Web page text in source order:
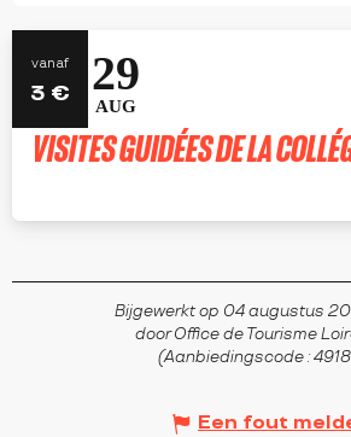
vanaf
3 €
1
AUG
29
AUG
VISITES GUIDÉES DE LA
Bijgewerkt op 04 augustus
door Office de Tourisme
(Aanbiedingscode :
Een fout